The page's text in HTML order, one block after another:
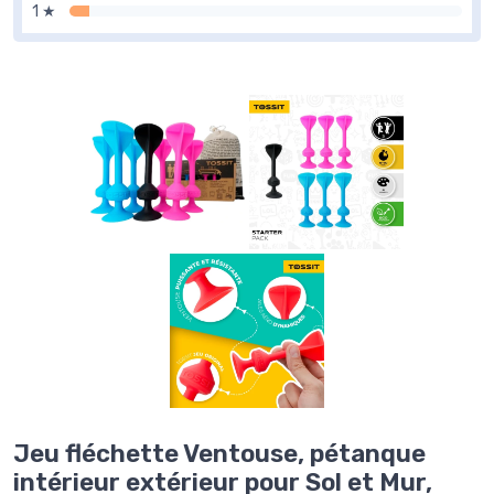
1 ★
Jeu fléchette Ventouse, pétanque
intérieur extérieur pour Sol et Mur,